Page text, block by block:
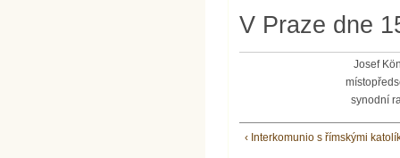
V Praze dne
Josef
synodní
‹ Interkomunio s římskými